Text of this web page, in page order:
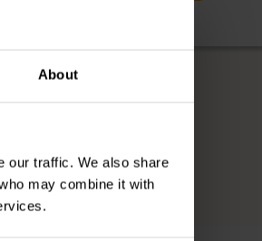
About
our traffic. We also share
may combine it with